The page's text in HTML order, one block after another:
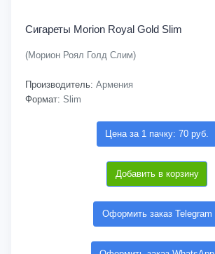
Сигареты Morion Royal Gold Slim
(Морион Роял Голд Слим)
Производитель: Армения
Формат: Slim
Цена за 1 пачку: 70 руб.
Добавить в корзину
Оформить заказ Telegram